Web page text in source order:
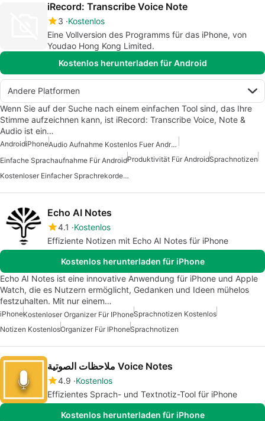
iRecord: Transcribe Voice Note
3 Kostenlos
Eine Vollversion des Programms für das iPhone, von
Youdao Hong Kong Limited.
Kostenlos herunterladen für Android
Andere Platformen
Wenn Sie auf der Suche nach einem einfachen Tool sind, das Ihre
Stimme aufzeichnen kann, ist iRecord: Transcribe Voice, Note &
Audio ist ein…
AndroidiPhone
Audio Aufnahme Kostenlos Fuer Android
Einfache Sprachaufnahme Für AndroidProduktivität Für AndroidSprachnotizen
Kostenloser Einfacher Sprachrekorder Für Android
Echo AI Notes
4.1
Kostenlos
Effiziente Notizen mit Echo AI Notes für iPhone
Kostenlos herunterladen für iPhone
Echo AI Notes ist eine innovative Anwendung für iPhone und Apple
Watch, die es Nutzern ermöglicht, Gedanken und Ideen mühelos
festzuhalten. Mit nur einem…
iPhoneKostenloser Organizer Für IPhoneSprachnotizen Kostenlos
Notizen KostenlosOrganizer Für IPhoneSprachnotizen
ملاحظات الصوتية Voice Notes
4.9 Kostenlos
Effizientes Sprach- und Textnotiz-Tool für iPhone
Kostenlos herunterladen für iPhone